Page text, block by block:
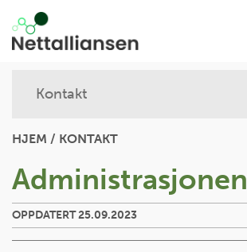
Kontakt
HJEM / KONTAKT
Administrasjonen
OPPDATERT 25.09.2023